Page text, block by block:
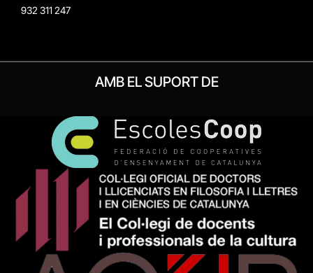
932 311 247
AMB EL SUPORT DE